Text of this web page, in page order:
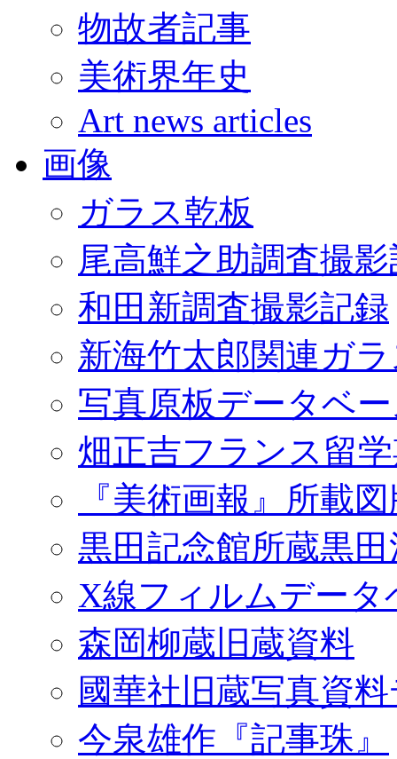
物故者記事
美術界年史
Art news articles
画像
ガラス乾板
尾高鮮之助調査撮
和田新調査撮影記録
新海竹太郎関連ガ
写真原板データベ
畑正吉フランス留
『美術画報』所載
黒田記念館所蔵黒
X線フィルムデータ
森岡柳蔵旧蔵資料
國華社旧蔵写真資
今泉雄作『記事珠』